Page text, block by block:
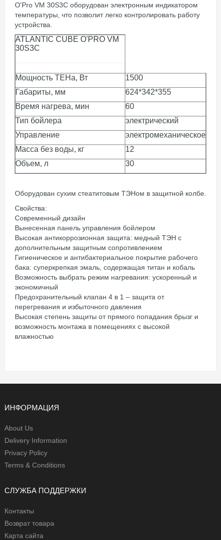
O'Pro VM 30S3C оборудован электронным индикатором
температуры, что позволит легко контролировать работу
устройства.
ATLANTIC CUBE O'PRO VM
30S3C
Мощность ТЕНа, Вт 1500
Габариты, мм
624*342*355
Время нагрева, мин
60
Тип бойлера
электрический
Управление
электромеханическое
Масса без воды, кг
12
Объем, л 30
Оборудован сухим стеатитовым ТЭНом в защитной колбе.
Свойства:
Современный дизайн
Вынесенная панель управления бойлером
Высокая антикоррозионная защита: медный ТЭН с
дополнительным защитным сопротивлением
Гигиеническое и антибактериальное покрытие рабочего
бака: суперкрепкая эмаль, содержащая титан и кобаль
Возможность выбрать режим нагревания: ускоренный и
экономичный
Предохранительный клапан 4 в 1 – защита от
перегревания и избыточного давления
Высокая степень защиты от прямого попадания брызг и
возможность монтажа в помещениях с высокой
влажностью
ИНФОРМАЦИЯ
About Us
Delivery Information
Privacy Policy
Terms & Conditions
СЛУЖБА ПОДДЕРЖКИ
Контакты
Возврат товара
Карта сайта